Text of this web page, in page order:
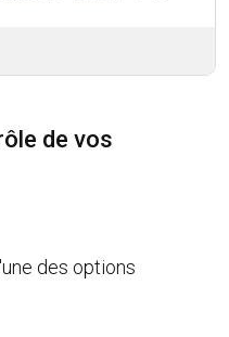
de vos
des options